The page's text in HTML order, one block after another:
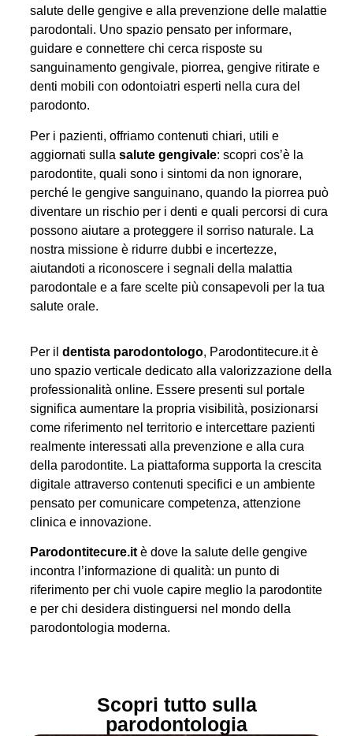
salute delle gengive e alla prevenzione delle malattie
parodontali. Uno spazio pensato per informare,
guidare e connettere chi cerca risposte su
sanguinamento gengivale, piorrea, gengive ritirate e
denti mobili con odontoiatri esperti nella cura del
parodonto.
Per i pazienti, offriamo contenuti chiari, utili e
aggiornati sullasalute gengivale: scopri cos’è la
parodontite, quali sono i sintomi da non ignorare,
perché le gengive sanguinano, quando la piorrea può
diventare un rischio per i denti e quali percorsi di cura
possono aiutare a proteggere il sorriso naturale. La
nostra missione è ridurre dubbi e incertezze,
aiutandoti a riconoscere i segnali della malattia
parodontale e a fare scelte più consapevoli per la tua
salute orale.
Per ildentista parodontologo, Parodontitecure.it è
uno spazio verticale dedicato alla valorizzazione della
professionalità online. Essere presenti sul portale
significa aumentare la propria visibilità, posizionarsi
come riferimento nel territorio e intercettare pazienti
realmente interessati alla prevenzione e alla cura
della parodontite. La piattaforma supporta la crescita
digitale attraverso contenuti specifici e un ambiente
pensato per comunicare competenza, attenzione
clinica e innovazione.
Parodontitecure.it è dove la salute delle gengive
incontra l’informazione di qualità: un punto di
riferimento per chi vuole capire meglio la parodontite
e per chi desidera distinguersi nel mondo della
parodontologia moderna.
Scopri tutto sulla
parodontologia